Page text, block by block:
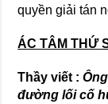
quyền giải tán
ÁC TÂM THỨ
Thầy viết :
đường lối cố